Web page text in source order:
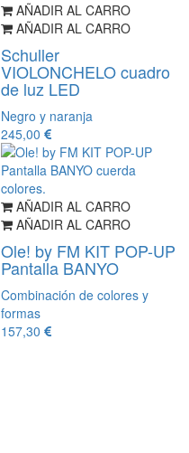
AÑADIR AL CARRO
AÑADIR AL CARRO
Schuller
VIOLONCHELO cuadro
de luz LED
Negro y naranja
245,00
AÑADIR AL CARRO
AÑADIR AL CARRO
Ole! by FM KIT POP-UP
Pantalla BANYO
Combinación de colores y
formas
157,30